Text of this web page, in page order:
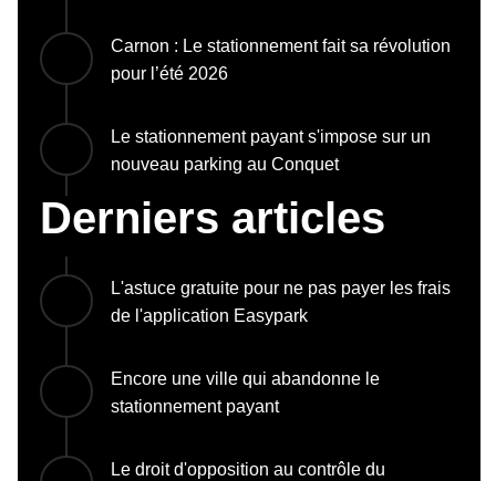
Carnon : Le stationnement fait sa révolution
pour l’été 2026
Le stationnement payant s'impose sur un
nouveau parking au Conquet
Derniers articles
L'astuce gratuite pour ne pas payer les frais
de l'application Easypark
Encore une ville qui abandonne le
stationnement payant
Le droit d'opposition au contrôle du